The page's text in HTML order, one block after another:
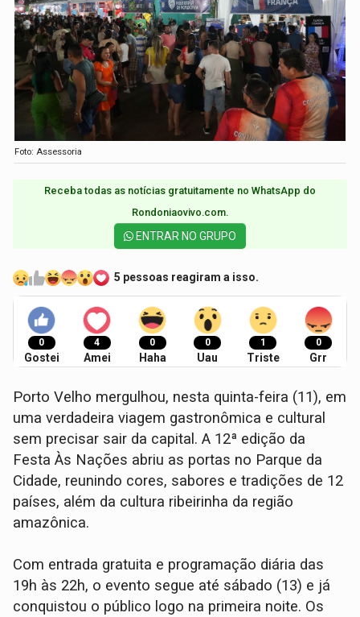
Foto: Assessoria
Receba todas as notícias gratuitamente no WhatsApp do
Rondoniaovivo.com.​
ENTRAR NO GRUPO
5 pessoas reagiram a isso.
0
Gostei
4
Amei
0
Haha
0
Uau
1
Triste
0
Grr
Porto Velho mergulhou, nesta quinta-feira (11), em
uma verdadeira viagem gastronômica e cultural
sem precisar sair da capital. A 12ª edição da
Festa Às Nações abriu as portas no Parque da
Cidade, reunindo cores, sabores e tradições de 12
países, além da cultura ribeirinha da região
amazônica.
Com entrada gratuita e programação diária das
19h às 22h, o evento segue até sábado (13) e já
conquistou o público logo na primeira noite. Os